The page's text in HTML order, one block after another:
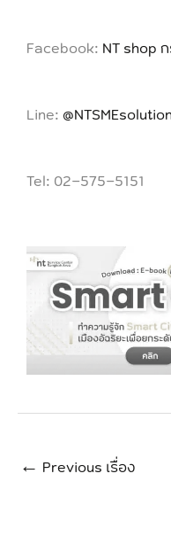
Facebook: NT shop
Line:
Tel: 02-575-5151
← Previous เรื่อง